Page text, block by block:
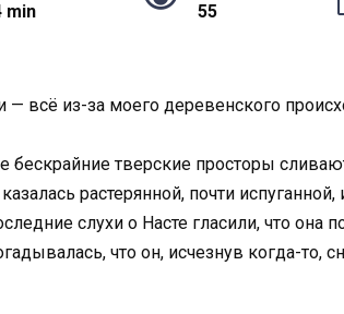
min 55
всё из-за моего деревенского
бескрайние тверские просторы
растерянной, почти
слухи о Насте гласили, что
что он, исчезнув когда-то,